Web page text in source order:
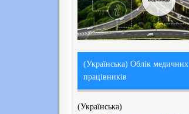
(Українська) Облік медичних
працівників
(Українська)